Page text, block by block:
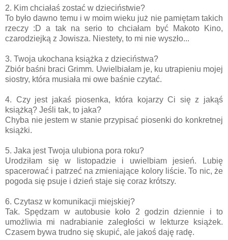
2. Kim chciałaś zostać w dzieciństwie?
To było dawno temu i w moim wieku już nie pamiętam takich
rzeczy :D a tak na serio to chciałam być Makoto Kino,
czarodziejką z Jowisza. Niestety, to mi nie wyszło...
3. Twoja ukochana książka z dzieciństwa?
Zbiór baśni braci Grimm. Uwielbiałam je, ku utrapieniu mojej
siostry, która musiała mi owe baśnie czytać.
4. Czy jest jakaś piosenka, która kojarzy Ci się z jakąś
książką? Jeśli tak, to jaka?
Chyba nie jestem w stanie przypisać piosenki do konkretnej
książki.
5. Jaka jest Twoja ulubiona pora roku?
Urodziłam się w listopadzie i uwielbiam jesień. Lubię
spacerować i patrzeć na zmieniające kolory liście. To nic, że
pogoda się psuje i dzień staje się coraz krótszy.
6. Czytasz w komunikacji miejskiej?
Tak. Spędzam w autobusie koło 2 godzin dziennie i to
umożliwia mi nadrabianie zaległości w lekturze książek.
Czasem bywa trudno się skupić, ale jakoś daję radę.